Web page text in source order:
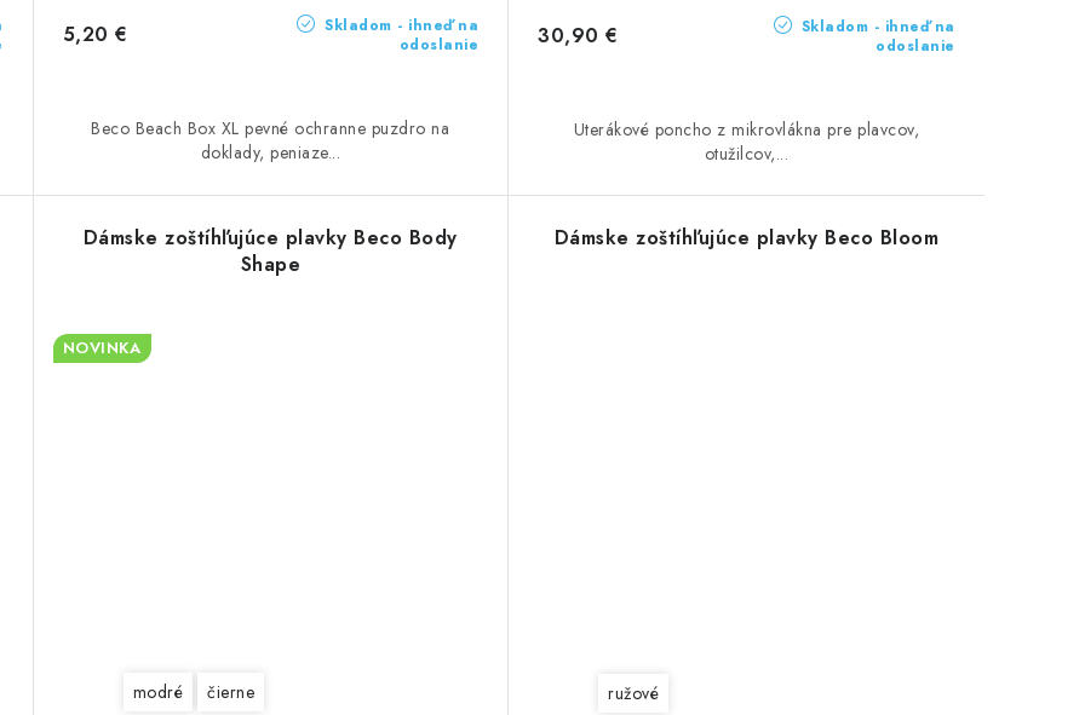
Skladom - ihneď na
odoslanie
5,20 €
Beco Beach Box XL pevné ochranne puzdro na
doklady, peniaze...
Skladom - ihneď na
odoslanie
30,90 €
Uterákové poncho z mikrovlákna pre plavcov,
otužilcov,...
Dámske zoštíhľujúce plavky Beco Body
Shape
NOVINKA
modré čierne
Dámske zoštíhľujúce plavky Beco Bloom
ružové